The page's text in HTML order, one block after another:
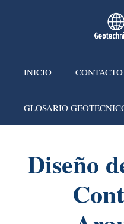
INICIO CONTACTO
GLOSARIO
Diseño